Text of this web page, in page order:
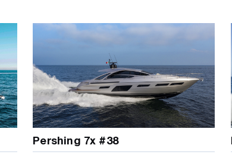
Pershing 7x #38